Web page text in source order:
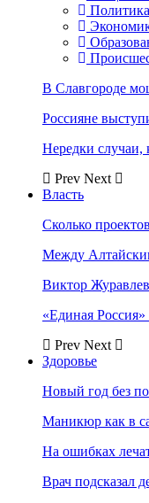
Политика
В Славгороде
Россияне
Нередки случаи,
Prev Next
Власть
Сколько
Между
Виктор
«Единая
Prev Next
Здоровье
Новый год без
Маникюр как в
На ошибках
Врач подсказал